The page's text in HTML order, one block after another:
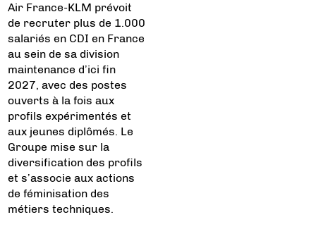
Air France-KLM prévoit
de recruter plus de 1.000
salariés en CDI en France
au sein de sa division
maintenance d’ici fin
2027, avec des postes
ouverts à la fois aux
profils expérimentés et
aux jeunes diplômés. Le
Groupe mise sur la
diversification des profils
et s’associe aux actions
de féminisation des
métiers techniques.